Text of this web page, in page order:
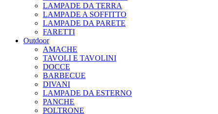
LAMPADE DA TERRA
LAMPADE A SOFFITTO
LAMPADE DA PARETE
FARETTI
Outdoor
AMACHE
TAVOLI E TAVOLINI
DOCCE
BARBECUE
DIVANI
LAMPADE DA ESTERNO
PANCHE
POLTRONE